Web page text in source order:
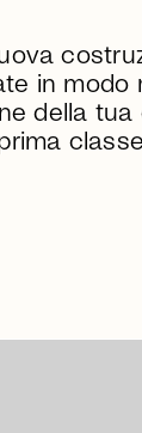
in modo
della